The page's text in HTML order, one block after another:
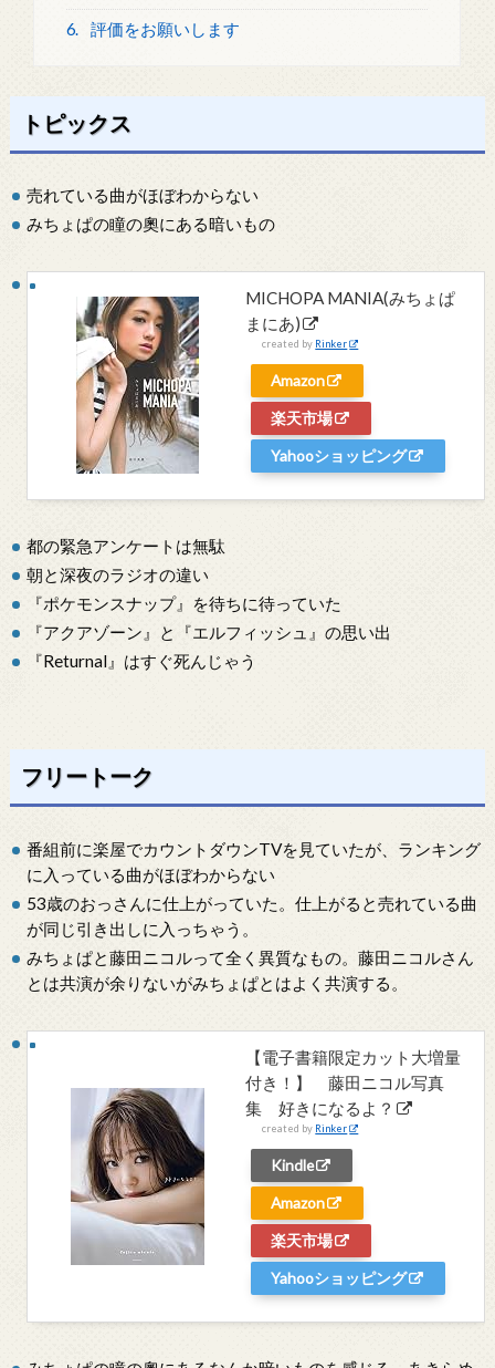
6. 評価をお願いします
トピックス
売れている曲がほぼわからない
みちょぱの瞳の奧にある暗いもの
MICHOPA MANIA(みちょぱ
まにあ)
created by Rinker
Amazon
楽天市場
Yahooショッピング
都の緊急アンケートは無駄
朝と深夜のラジオの違い
『ポケモンスナップ』を待ちに待っていた
『アクアゾーン』と『エルフィッシュ』の思い出
『Returnal』はすぐ死んじゃう
フリートーク
番組前に楽屋でカウントダウンTVを見ていたが、ランキング
に入っている曲がほぼわからない
53歳のおっさんに仕上がっていた。仕上がると売れている曲
が同じ引き出しに入っちゃう。
みちょぱと藤田ニコルって全く異質なもの。藤田ニコルさん
とは共演が余りないがみちょぱとはよく共演する。
【電子書籍限定カット大増量
付き！】 藤田ニコル写真
集 好きになるよ？
created by Rinker
Kindle
Amazon
楽天市場
Yahooショッピング